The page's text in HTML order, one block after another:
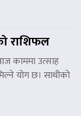
राशिफल
काममा उत्साह
योग छ। साथीको